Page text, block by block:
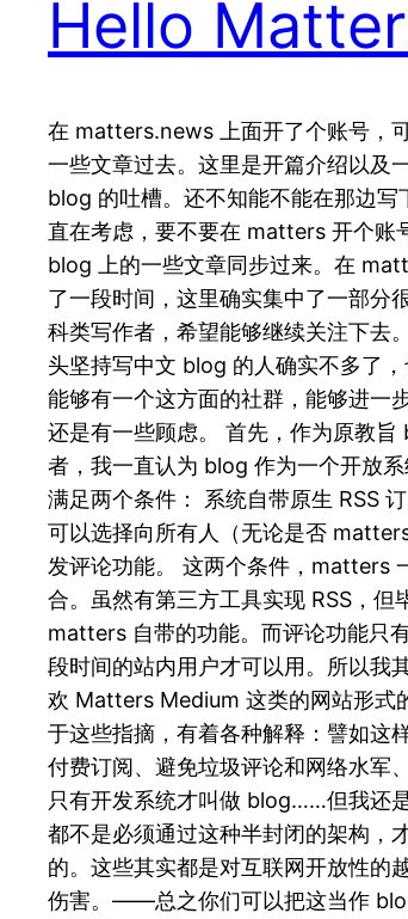
Hello
在 matters.news 上面开了个账号，
一些文章过去。这里是开篇介绍以及
blog 的吐槽。还不知能不能在那边写
直在考虑，要不要在 matters 开个账
blog 上的一些文章同步过来。在
了一段时间，这里确实集中了一部分
科类写作者，希望能够继续关注下去
头坚持写中文 blog 的人确实不多了
能够有一个这方面的社群，能够进一
还是有一些顾虑。 首先，作为原教旨
者，我一直认为 blog 作为一个开放
满足两个条件： 系统自带原生 RSS
可以选择向所有人（无论是否
发评论功能。 这两个条件，matters
合。虽然有第三方工具实现 RSS，但
matters 自带的功能。而评论功能只
段时间的站内用户才可以用。所以我
欢 Matters Medium 这类的网站形式
于这些指摘，有着各种解释：譬如这
付费订阅、避免垃圾评论和网络水军
只有开发系统才叫做 blog……但我还
都不是必须通过这种半封闭的架构，
的。这些其实都是对互联网开放性的
伤害。——总之你们可以把这当作